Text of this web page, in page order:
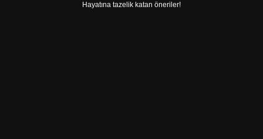
Hayatına tazelik katan öneriler!